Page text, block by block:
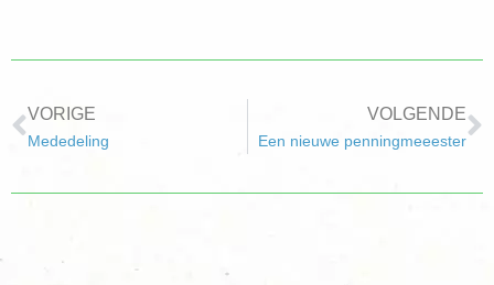
VORIGE
Mededeling
VOLGENDE
Een nieuwe penningmeeester